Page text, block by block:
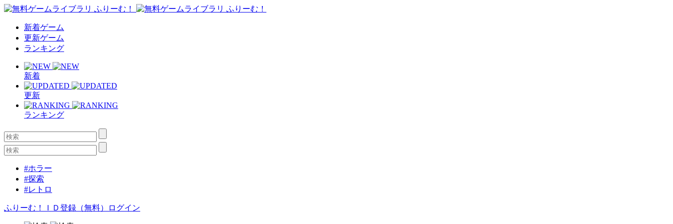
新着ゲーム
更新ゲーム
ランキング
新着
更新
ランキング
#ホラー
#探索
#レトロ
ふりーむ！ＩＤ登録（無料） ログイン